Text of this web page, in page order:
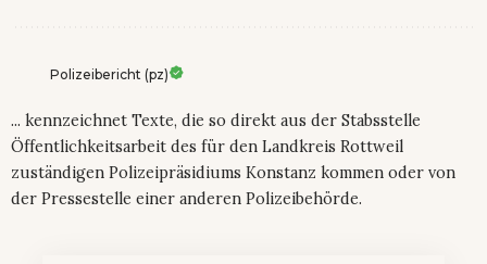
Polizeibericht (pz)
... kennzeichnet Texte, die so direkt aus der Stabsstelle
Öffentlichkeitsarbeit des für den Landkreis Rottweil
zuständigen Polizeipräsidiums Konstanz kommen oder von
der Pressestelle einer anderen Polizeibehörde.